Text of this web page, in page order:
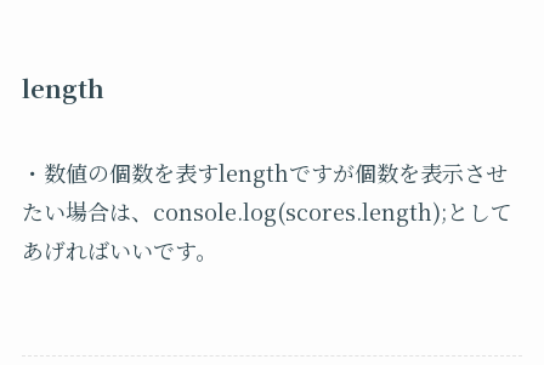
length
・数値の個数を表すlengthですが個数を表示させ
たい場合は、 console.log(scores.length);として
あげればいいです。